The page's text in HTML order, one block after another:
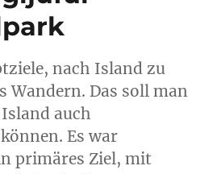
nach Island zu
Wandern. Das soll man
auch
Es war
primäres Ziel, mit